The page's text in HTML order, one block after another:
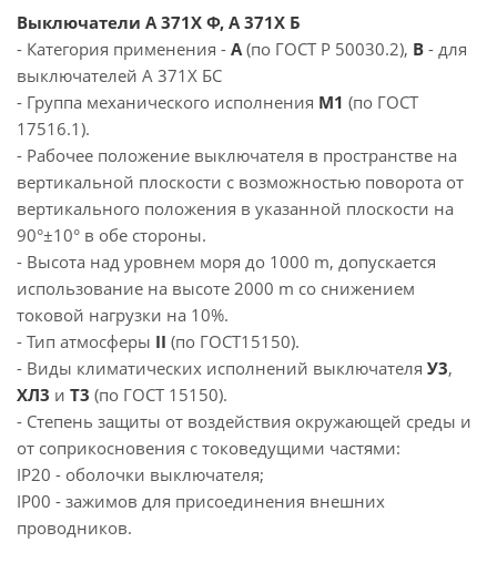
Выключатели А 371Х Ф, А 371Х Б
- Категория применения - А(по ГОСТ Р 50030.2), В - для
выключателей А 371Х БС
- Группа механического исполнения М1 (по ГОСТ
17516.1).
- Рабочее положение выключателя в пространстве на
вертикальной плоскости с возможностью поворота от
вертикального положения в указанной плоскости на
90°±10° в обе стороны.
- Высота над уровнем моря до 1000 m, допускается
использование на высоте 2000 m со снижением
токовой нагрузки на 10%.
- Тип атмосферы II (по ГОСТ15150).
- Виды климатических исполнений выключателя У3,
ХЛ3 и Т3 (по ГОСТ 15150).
- Степень защиты от воздействия окружающей среды и
от соприкосновения с токоведущими частями:
IP20 - оболочки выключателя;
IP00 - зажимов для присоединения внешних
проводников.